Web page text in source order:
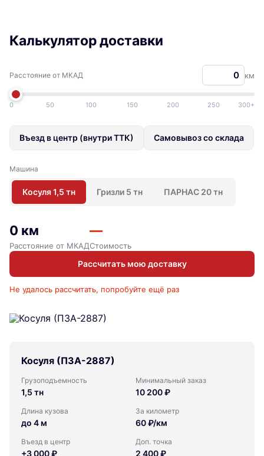
Калькулятор доставки
Расстояние от МКАД км
0 50 100 150 200 250 300+
Въезд в центр (внутри ТТК) Самовывоз со склада
Машина
Косуля 1,5 тн Гризли 5 тн ПАРНАС 20 тн
0 км
Расстояние от МКАД
—
Стоимость
Рассчитать мою доставку
Не удалось рассчитать, попробуйте ещё раз
Косуля (ПЗА-2887)
Грузоподъемность
1,5 тн
Минимальный заказ
10 200 ₽
Длина кузова
до 4 м
За километр
60 ₽/км
Въезд в центр
+3 000 ₽
Доп. точка
2 400 ₽